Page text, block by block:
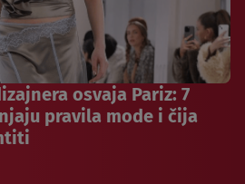
osvaja Pariz: 7
pravila mode i čija